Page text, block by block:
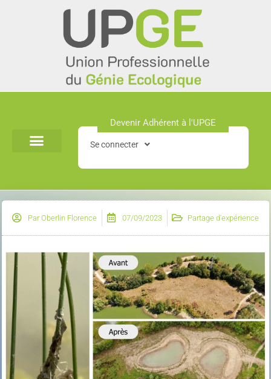
Devenir Adhérent à l'UPGE​
Se connecter
ParOberlin Florence 07/09/2023 Partage d'expérience